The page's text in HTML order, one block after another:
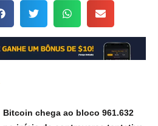
Bitcoin chega ao bloco 961.632